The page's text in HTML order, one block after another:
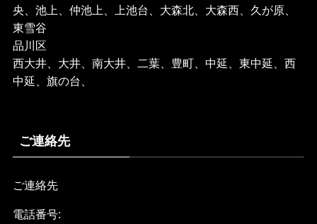
央、池上、仲池上、上池台、大森北、大森西、久が原、
東雪谷
品川区
西大井、大井、南大井、二葉、豊町、中延、東中延、西
中延、旗の台、
ご連絡先
ご連絡先
電話番号: